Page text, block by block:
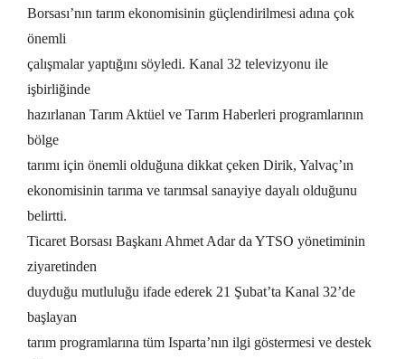
Borsası’nın tarım ekonomisinin güçlendirilmesi adına çok
önemli
çalışmalar yaptığını söyledi. Kanal 32 televizyonu ile
işbirliğinde
hazırlanan Tarım Aktüel ve Tarım Haberleri programlarının
bölge
tarımı için önemli olduğuna dikkat çeken Dirik, Yalvaç’ın
ekonomisinin tarıma ve tarımsal sanayiye dayalı olduğunu
belirtti.
Ticaret Borsası Başkanı Ahmet Adar da YTSO yönetiminin
ziyaretinden
duyduğu mutluluğu ifade ederek 21 Şubat’ta Kanal 32’de
başlayan
tarım programlarına tüm Isparta’nın ilgi göstermesi ve destek